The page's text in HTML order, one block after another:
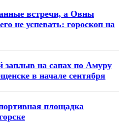
встречи, а Овны
не успевать: гороскоп на
на сапах по Амуру
в начале сентября
площадка